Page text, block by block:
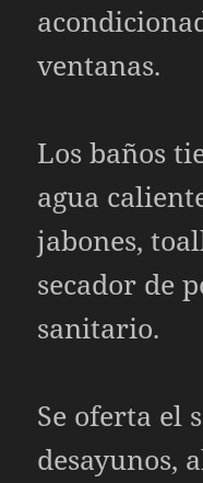
ventanas.
Los baños
agua
jabones,
secador de
sanitario.
Se oferta el
desayunos,